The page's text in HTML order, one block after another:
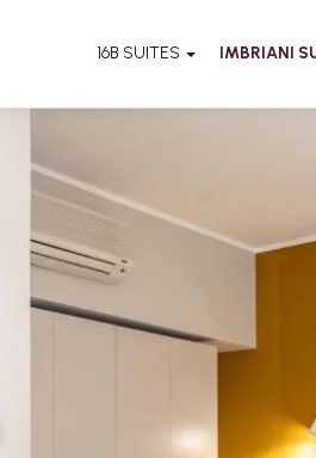
16B SUITES IMBRIANI